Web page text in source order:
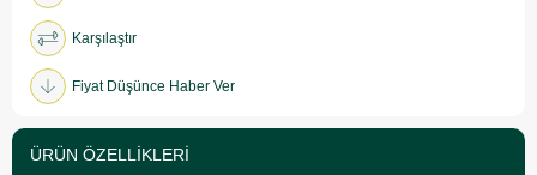
Karşılaştır
Fiyat Düşünce Haber Ver
ÜRÜN ÖZELLIKLERI